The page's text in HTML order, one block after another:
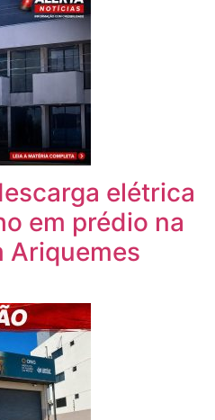
elétrica
em prédio na
Ariquemes